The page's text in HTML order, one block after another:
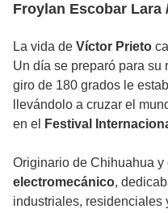
Froylan Escobar Lara
La vida de Víctor Prieto
Un día se preparó para su
giro de 180 grados le
llevándolo a cruzar el
en el
Festival
Originario de Chihuahua y
electromecánico,
industriales, residenciales